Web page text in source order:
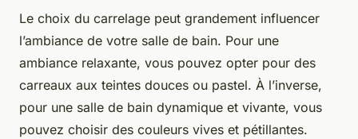
Le choix du carrelage peut grandement influencer
l’ambiance de votre salle de bain. Pour une
ambiance relaxante, vous pouvez opter pour des
carreaux aux teintes douces ou pastel. À l’inverse,
pour une salle de bain dynamique et vivante, vous
pouvez choisir des couleurs vives et pétillantes.